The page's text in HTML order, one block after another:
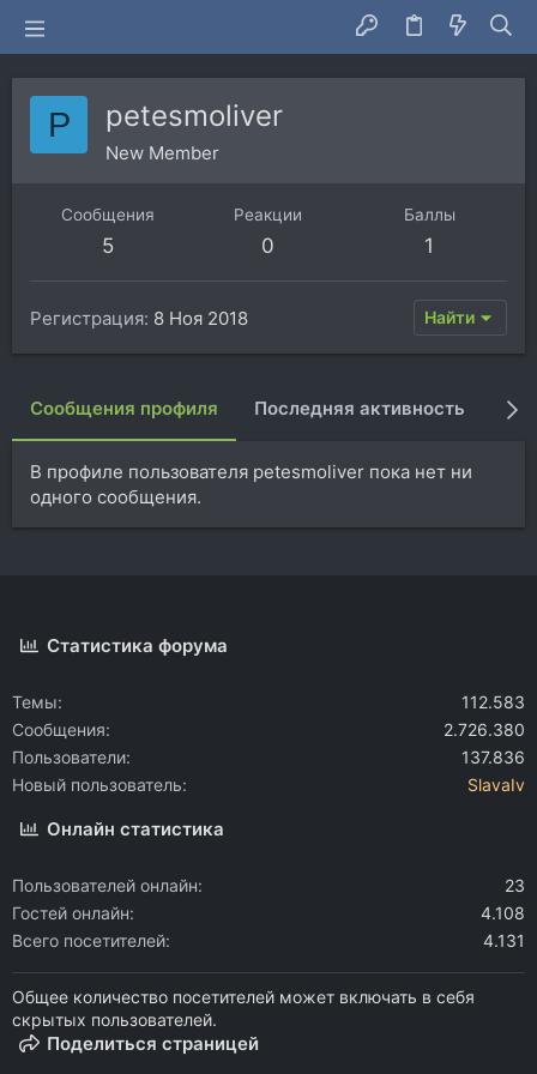
P petesmoliver
New Member
Сообщения
5
Реакции
0
Баллы
1
Регистрация 8 Ноя 2018 Найти
Сообщения профиля Последняя активность
В профиле пользователя petesmoliver пока нет ни
одного сообщения.
Статистика форума
Темы
112.583
Сообщения
2.726.380
Пользователи
137.836
Новый пользователь
SlavaIv
Онлайн статистика
Пользователей онлайн
23
Гостей онлайн
4.108
Всего посетителей
4.131
Общее количество посетителей может включать в себя
скрытых пользователей.
Поделиться страницей